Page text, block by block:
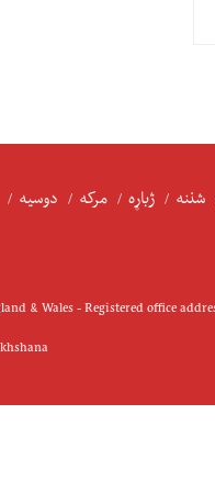
شننه ژباړه مرکه دوسیه
& Wales - Registered office